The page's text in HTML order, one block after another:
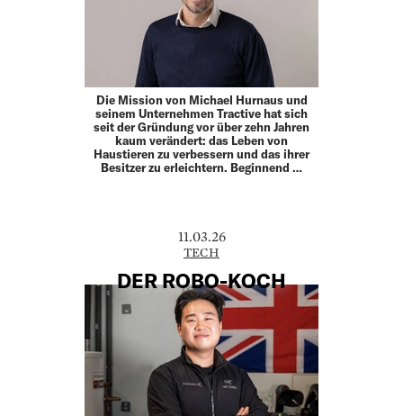
Die Mission von Michael Hurnaus und
seinem Unter­nehmen Tractive hat sich
seit der Gründung vor über zehn Jahren
kaum verändert: das Leben von
Haustieren zu verbessern und das ihrer
Besitzer zu erleichtern. Beginnend …
11.03.26
TECH
DER ROBO-KOCH